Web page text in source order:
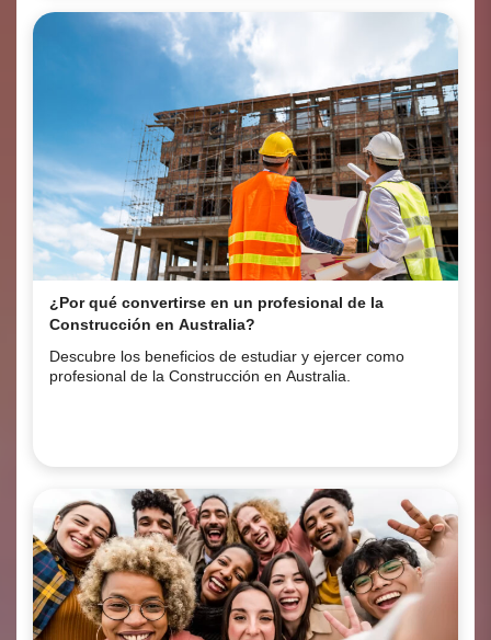
¿Por qué convertirse en un profesional de la
Construcción en Australia?
Descubre los beneficios de estudiar y ejercer como
profesional de la Construcción en Australia.